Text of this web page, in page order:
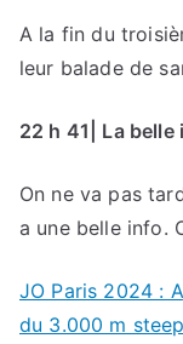
A la fin du
leur balade de
22 h 41| La belle
On ne va pas
a une belle info.
JO Paris 2024 :
du 3.000 m